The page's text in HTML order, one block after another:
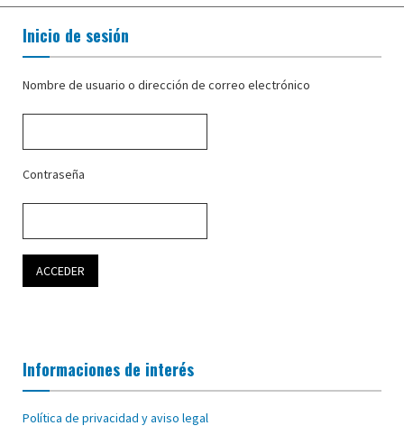
Inicio de sesión
Nombre de usuario o dirección de correo electrónico
Contraseña
Informaciones de interés
Política de privacidad y aviso legal